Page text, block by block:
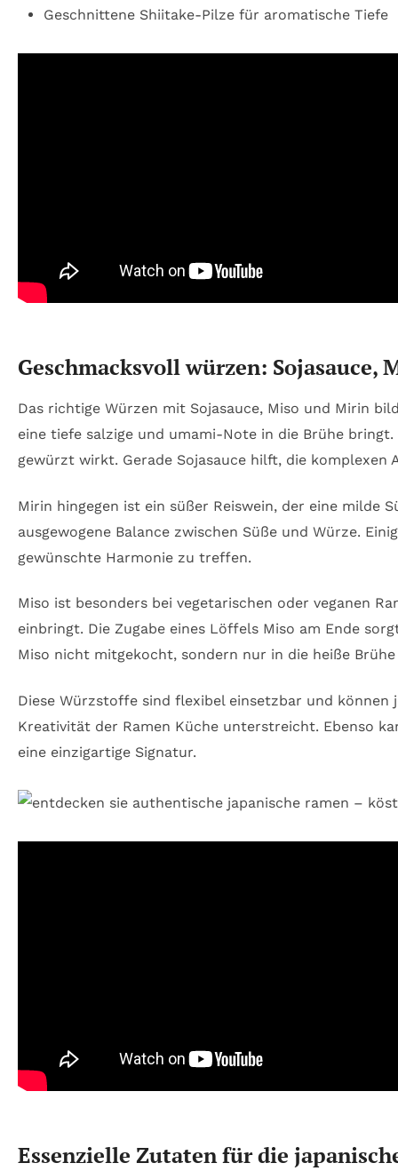
Geschnittene Shiitake-Pilze für aromatische Tiefe
Geschmacksvoll würzen:
Das richtige Würzen mit Sojasauce, Miso und Mirin
eine tiefe salzige und umami-Note in die Brühe
gewürzt wirkt. Gerade Sojasauce hilft, die
Mirin hingegen ist ein süßer Reiswein, der eine milde
ausgewogene Balance zwischen Süße und Würze.
gewünschte Harmonie zu treffen.
Miso ist besonders bei vegetarischen oder veganen
einbringt. Die Zugabe eines Löffels Miso am Ende
Miso nicht mitgekocht, sondern nur in die heiße
Diese Würzstoffe sind flexibel einsetzbar und
Kreativität der Ramen Küche unterstreicht. Ebenso
eine einzigartige Signatur.
Essenzielle Zutaten für die